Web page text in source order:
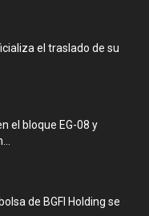
el traslado de su
el bloque EG-08 y
de BGFI Holding se